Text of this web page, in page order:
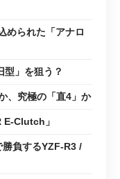
められた「アナロ
型」を狙う？
、究極の「直4」か
Clutch」
勝負するYZF-R3 /